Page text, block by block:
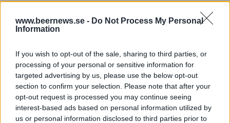
www.beernews.se - Do Not Process My Personal
Information
If you wish to opt-out of the sale, sharing to third parties, or
processing of your personal or sensitive information for
targeted advertising by us, please use the below opt-out
section to confirm your selection. Please note that after your
opt-out request is processed you may continue seeing
interest-based ads based on personal information utilized by
us or personal information disclosed to third parties prior to
Det började som ett skämt med en vädjan om
miljonbelopp till ett barnsjukhus.
King är bosatt i Iowa och det var under en sändning
från en collegematch i amerikansk fotboll som det
hela började. King hade då gjort en skylt där han
vädjade om lite pengar så att han kunde köpa mer öl.